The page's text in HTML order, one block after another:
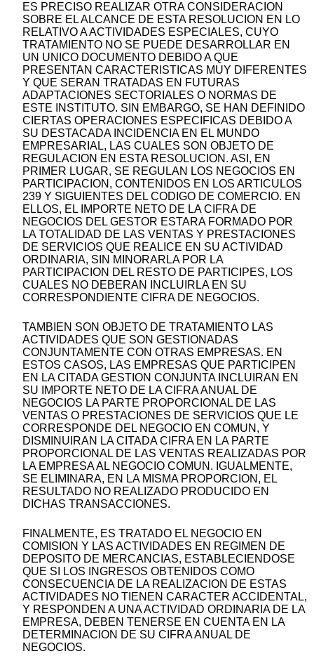
ES PRECISO REALIZAR OTRA CONSIDERACION
SOBRE EL ALCANCE DE ESTA RESOLUCION EN LO
RELATIVO A ACTIVIDADES ESPECIALES, CUYO
TRATAMIENTO NO SE PUEDE DESARROLLAR EN
UN UNICO DOCUMENTO DEBIDO A QUE
PRESENTAN CARACTERISTICAS MUY DIFERENTES
Y QUE SERAN TRATADAS EN FUTURAS
ADAPTACIONES SECTORIALES O NORMAS DE
ESTE INSTITUTO. SIN EMBARGO, SE HAN DEFINIDO
CIERTAS OPERACIONES ESPECIFICAS DEBIDO A
SU DESTACADA INCIDENCIA EN EL MUNDO
EMPRESARIAL, LAS CUALES SON OBJETO DE
REGULACION EN ESTA RESOLUCION. ASI, EN
PRIMER LUGAR, SE REGULAN LOS NEGOCIOS EN
PARTICIPACION, CONTENIDOS EN LOS ARTICULOS
239 Y SIGUIENTES DEL CODIGO DE COMERCIO. EN
ELLOS, EL IMPORTE NETO DE LA CIFRA DE
NEGOCIOS DEL GESTOR ESTARA FORMADO POR
LA TOTALIDAD DE LAS VENTAS Y PRESTACIONES
DE SERVICIOS QUE REALICE EN SU ACTIVIDAD
ORDINARIA, SIN MINORARLA POR LA
PARTICIPACION DEL RESTO DE PARTICIPES, LOS
CUALES NO DEBERAN INCLUIRLA EN SU
CORRESPONDIENTE CIFRA DE NEGOCIOS.
TAMBIEN SON OBJETO DE TRATAMIENTO LAS
ACTIVIDADES QUE SON GESTIONADAS
CONJUNTAMENTE CON OTRAS EMPRESAS. EN
ESTOS CASOS, LAS EMPRESAS QUE PARTICIPEN
EN LA CITADA GESTION CONJUNTA INCLUIRAN EN
SU IMPORTE NETO DE LA CIFRA ANUAL DE
NEGOCIOS LA PARTE PROPORCIONAL DE LAS
VENTAS O PRESTACIONES DE SERVICIOS QUE LE
CORRESPONDE DEL NEGOCIO EN COMUN, Y
DISMINUIRAN LA CITADA CIFRA EN LA PARTE
PROPORCIONAL DE LAS VENTAS REALIZADAS POR
LA EMPRESA AL NEGOCIO COMUN. IGUALMENTE,
SE ELIMINARA, EN LA MISMA PROPORCION, EL
RESULTADO NO REALIZADO PRODUCIDO EN
DICHAS TRANSACCIONES.
FINALMENTE, ES TRATADO EL NEGOCIO EN
COMISION Y LAS ACTIVIDADES EN REGIMEN DE
DEPOSITO DE MERCANCIAS, ESTABLECIENDOSE
QUE SI LOS INGRESOS OBTENIDOS COMO
CONSECUENCIA DE LA REALIZACION DE ESTAS
ACTIVIDADES NO TIENEN CARACTER ACCIDENTAL,
Y RESPONDEN A UNA ACTIVIDAD ORDINARIA DE LA
EMPRESA, DEBEN TENERSE EN CUENTA EN LA
DETERMINACION DE SU CIFRA ANUAL DE
NEGOCIOS.